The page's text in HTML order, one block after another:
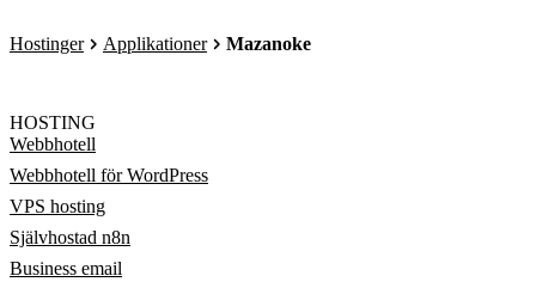
Hostinger Applikationer Mazanoke
HOSTING
Webbhotell
Webbhotell för WordPress
VPS hosting
Självhostad n8n
Business email